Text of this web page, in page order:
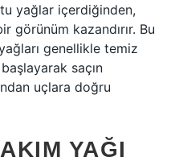
yağlar içerdiğinden,
görünüm kazandırır. Bu
genellikle temiz
saçın
uçlara doğru
YAĞI